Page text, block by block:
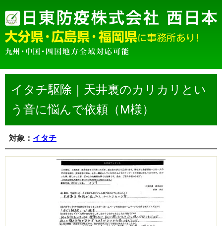
イタチ駆除｜天井裏のカリカリとい
う音に悩んで依頼（M様）
対象： イタチ